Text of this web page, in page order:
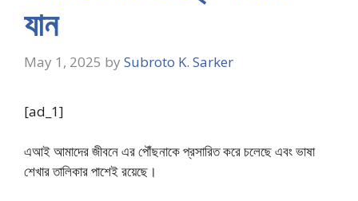
যান
May 1, 2025 by Subroto K. Sarker
[ad_1]
এআই আমাদের জীবনে এর পৌঁছনাকে প্রসারিত করে চলেছে এবং ভাষা
শেখার তালিকার পাশেই রয়েছে।